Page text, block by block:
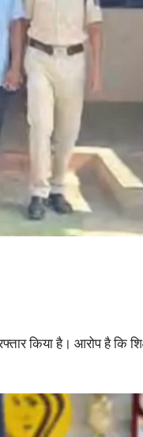
किया है। आरोप है कि